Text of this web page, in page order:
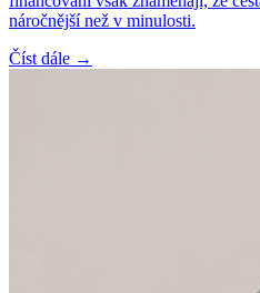
náročnější než v minulosti.
Číst dále →